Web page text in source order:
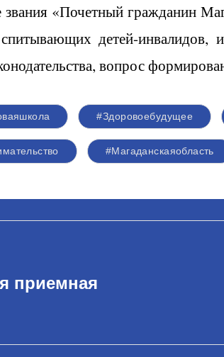
звания «Почетный гражданин
детей-инвалидов,
вопрос
#Здоровоебудущее
#Магаданскаяобласть
приемная